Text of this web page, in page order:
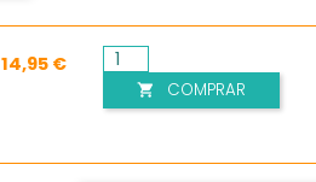
14,95 €
 COMPRAR